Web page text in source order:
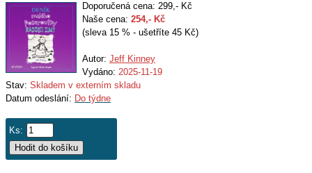
Doporučená cena: 299,- Kč
Naše cena: 254,- Kč
(sleva 15 % - ušetříte 45 Kč)
Autor: Jeff Kinney
Vydáno: 2025-11-19
Stav: Skladem v externím skladu
Datum odeslání: Do týdne
Ks: